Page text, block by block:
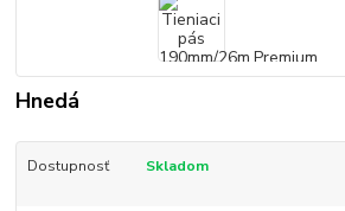
Hnedá
Dostupnosť Skladom